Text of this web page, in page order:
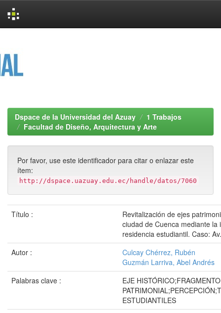
Dspace de la Universidad del Azuay
1 Trabajos
Facultad de Diseño, Arquitectura y Arte
Por favor, use este identificador para citar o enlazar este
ítem:
http://dspace.uazuay.edu.ec/handle/datos/7060
Título :
Revitalización de ejes
ciudad de Cuenca mediante la
residencia estudiantil. Caso:
Autor :
Culcay Chérrez, Rubén
Guzmán Larriva, Abel Andrés
Palabras clave :
EJE HISTÓRICO;FRAGMENTO
ESTUDIANTILES